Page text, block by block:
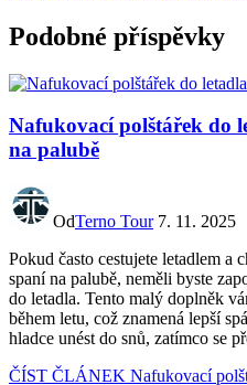
Podobné příspěvky
Nafukovací polštářek do
na palubě
OdTerno Tour 7. 11. 2025
Pokud často cestujete letadlem a
spaní na palubě, neměli byste
do letadla. Tento malý doplněk
během letu, což znamená lepší
hladce unést do snů, zatímco se
ČÍST ČLÁNEK Nafukovací